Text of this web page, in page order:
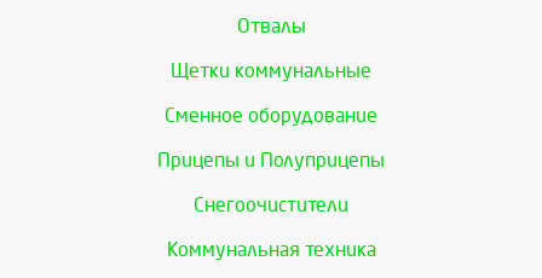
Отвалы
Щетки коммунальные
Сменное оборудование
Прицепы и Полуприцепы
Снегоочистители
Коммунальная техника